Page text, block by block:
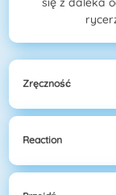
Zręczność
Reaction